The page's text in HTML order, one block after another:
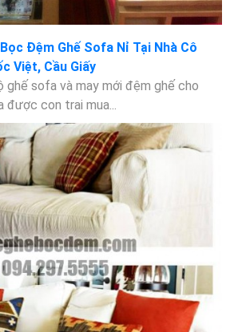
Đệm Ghế Sofa Nỉ Tại Nhà Cô
Việt, Cầu Giấy
ghế sofa và may mới đệm ghế cho
được con trai mua...